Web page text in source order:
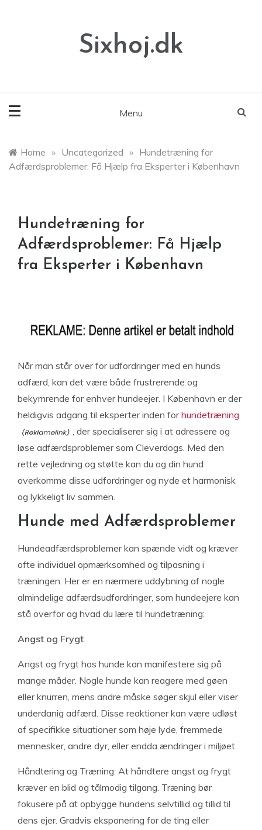
Sixhoj.dk
Menu
Home » Uncategorized » Hundetræning for
Adfærdsproblemer: Få Hjælp fra Eksperter i København
Hundetræning for
Adfærdsproblemer: Få Hjælp
fra Eksperter i København
Når man står over for udfordringer med en hunds
adfærd, kan det være både frustrerende og
bekymrende for enhver hundeejer. I København er der
heldigvis adgang til eksperter inden forhundetræning
, der specialiserer sig i at adressere og
løse adfærdsproblemer som Cleverdogs. Med den
rette vejledning og støtte kan du og din hund
overkomme disse udfordringer og nyde et harmonisk
og lykkeligt liv sammen.
Hunde med Adfærdsproblemer
Hundeadfærdsproblemer kan spænde vidt og kræver
ofte individuel opmærksomhed og tilpasning i
træningen. Her er en nærmere uddybning af nogle
almindelige adfærdsudfordringer, som hundeejere kan
stå overfor og hvad du lære til hundetræning:
Angst og Frygt
Angst og frygt hos hunde kan manifestere sig på
mange måder. Nogle hunde kan reagere med gøen
eller knurren, mens andre måske søger skjul eller viser
underdanig adfærd. Disse reaktioner kan være udløst
af specifikke situationer som høje lyde, fremmede
mennesker, andre dyr, eller endda ændringer i miljøet.
Håndtering og Træning: At håndtere angst og frygt
kræver en blid og tålmodig tilgang. Træning bør
fokusere på at opbygge hundens selvtillid og tillid til
dens ejer. Gradvis eksponering for de ting eller